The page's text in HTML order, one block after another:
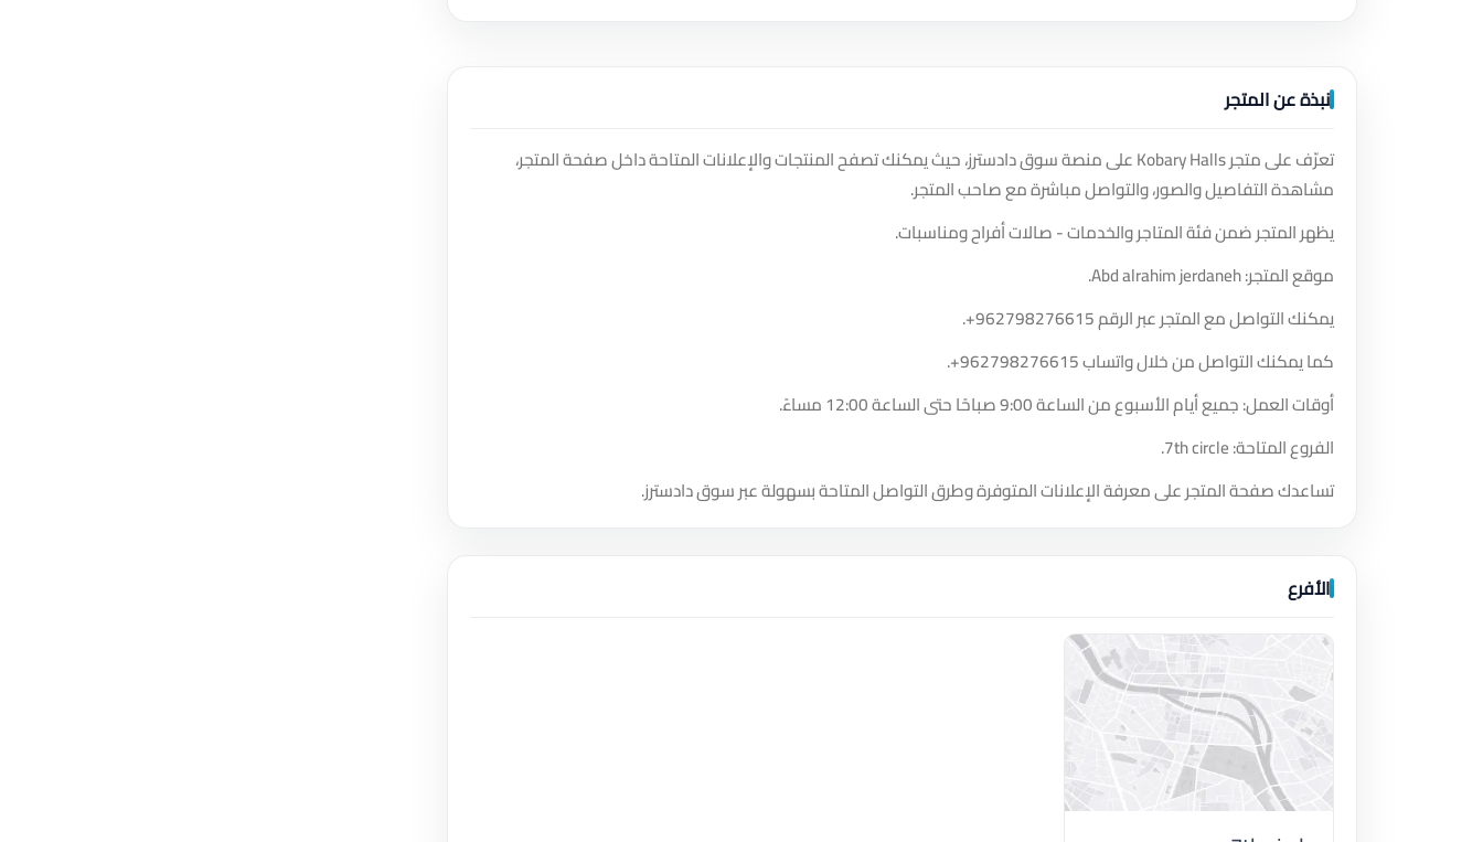
نبذة عن المتجر
تعرّف على متجر Kobary Halls على منصة سوق دادسترز، حيث يمكنك تصفح المنتجات والإعلانات المتاحة داخل صفحة المتجر،
مشاهدة التفاصيل والصور، والتواصل مباشرة مع صاحب المتجر.
يظهر المتجر ضمن فئة المتاجر والخدمات - صالات أفراح ومناسبات.
موقع المتجر: Abd alrahim jerdaneh.
يمكنك التواصل مع المتجر عبر الرقم+962798276615
.
كما يمكنك التواصل من خلال واتساب+962798276615
.
أوقات العمل: جميع أيام الأسبوع من الساعة 9:00 صباحًا حتى الساعة 12:00 مساءً.
الفروع المتاحة: 7th circle.
تساعدك صفحة المتجر على معرفة الإعلانات المتوفرة وطرق التواصل المتاحة بسهولة عبر سوق دادسترز.
الأفرع